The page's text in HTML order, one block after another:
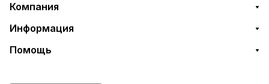
Компания
Информация
Помощь